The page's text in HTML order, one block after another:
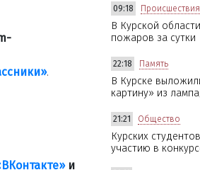
.
и
09:18 Происшествия
В Курской
пожаров за сутки
22:18 Память
В Курске
картину» из
21:21 Общество
Курских
участию в